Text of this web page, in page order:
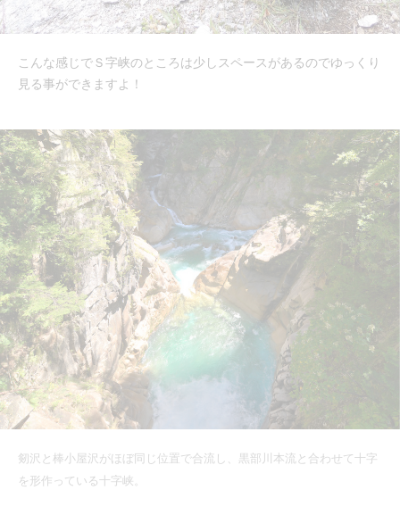
こんな感じでＳ字峡のところは少しスペースがあるのでゆっくり
見る事ができますよ！
剱沢と棒小屋沢がほぼ同じ位置で合流し、黒部川本流と合わせて十字
を形作っている十字峡。